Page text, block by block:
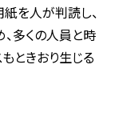
を人が判読し、
多くの人員と時
ときおり生じる